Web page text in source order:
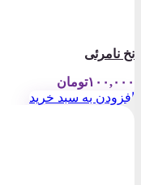
نخ نامرئی
۱۰۰,۰۰۰تومان
افزودن به سبد خرید